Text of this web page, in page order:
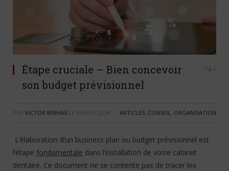
Étape cruciale – Bien concevoir
son budget prévisionnel
0
PAR VICTOR BINHAS LE 4 MARS 2024 ARTICLES CONSEIL ORGANISATION
L’élaboration d’un business plan ou budget prévisionnel est
l’étape fondamentale dans l’installation de votre cabinet
dentaire. Ce document ne se contente pas de tracer les